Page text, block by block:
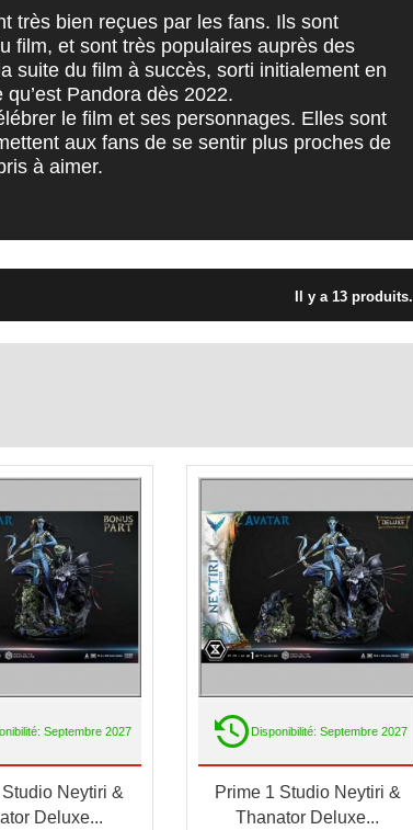
très bien reçues par les fans. Ils sont
film, et sont très populaires auprès des
suite du film à succès, sorti initialement en
Pandora dès 2022.
le film et ses personnages. Elles sont
aux fans de se sentir plus proches de
à aimer.
Il y a 13 produits.
Septembre 2027
Neytiri &
Deluxe...
Disponibilité: Septembre 2027
Prime 1 Studio Neytiri &
Thanator Deluxe...